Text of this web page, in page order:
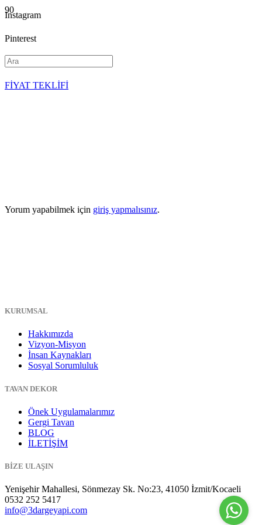
Instagram
Pinterest
YouTube
FİYAT TEKLİFİ
Yorum yapabilmek için giriş yapmalısınız.
KURUMSAL
Hakkımızda
Vizyon-Misyon
İnsan Kaynakları
Sosyal Sorumluluk
TAVAN DEKOR
Önek Uygulamalarımız
Gergi Tavan
BLOG
İLETİŞİM
BİZE ULAŞIN
Yenişehir Mahallesi, Sönmezay Sk. No:23, 41050 İzmit/Kocaeli
0532 252 5417
info@3dargeyapi.com